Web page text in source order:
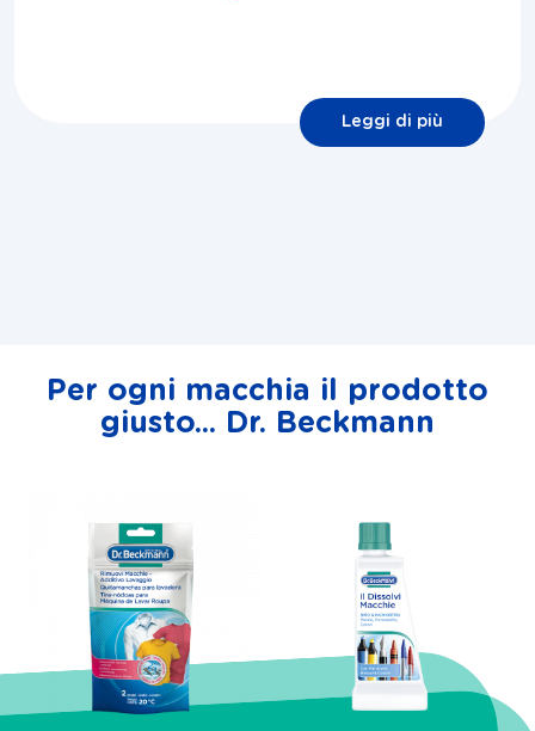
Leggi di più
Per ogni macchia il prodotto
giusto... Dr. Beckmann